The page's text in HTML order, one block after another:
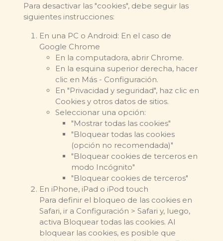
Para desactivar las "cookies", debe seguir las
siguientes instrucciones:
En una PC o Android: En el caso de
Google Chrome
En la computadora, abrir Chrome.
En la esquina superior derecha, hacer
clic en Más - Configuración.
En "Privacidad y seguridad", haz clic en
Cookies y otros datos de sitios.
Seleccionar una opción:
"Mostrar todas las cookies"
"Bloquear todas las cookies
(opción no recomendada)"
"Bloquear cookies de terceros en
modo Incógnito"
"Bloquear cookies de terceros"
En iPhone, iPad o iPod touch
Para definir el bloqueo de las cookies en
Safari, ir a Configuración > Safari y, luego,
activa Bloquear todas las cookies. Al
bloquear las cookies, es posible que